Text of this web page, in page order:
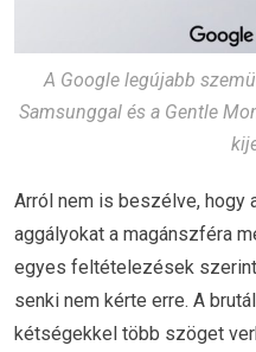
A Google legújabb
Samsunggal és a Gentle
Arról nem is beszélve,
aggályokat a magánszféra
egyes feltételezések
senki nem kérte erre. A
kétségekkel több szöget